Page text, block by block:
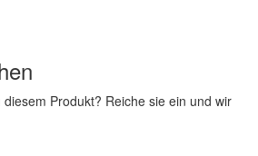
Produkt? Reiche sie ein und wir